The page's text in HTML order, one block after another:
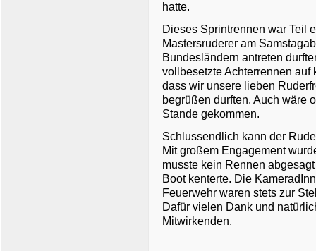
hatte.
Dieses Sprintrennen war Teil
Mastersruderer am
Bundesländern antreten
vollbesetzte Achterrennen
dass wir unsere lieben
begrüßen durften. Auch wäre
Stande gekommen.
Schlussendlich kann der
Mit großem Engagement
musste kein Rennen
Boot kenterte. Die
Feuerwehr waren stets zur
Dafür vielen Dank und
Mitwirkenden.